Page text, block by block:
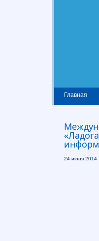
Главная
24 июня 2014